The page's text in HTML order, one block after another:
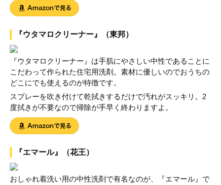
『ウタマロクリーナー』（東邦）
『ウタマロクリーナー』は手肌にやさしい中性であることに
こだわって作られた住宅用洗剤。素材に優しいのでおうちの
どこにでも使えるのが特徴です。
スプレーを吹き付けて乾拭きするだけで汚れがスッキリ。2
度拭きが不要なので掃除が手早く終わりますよ。
『エマール』（花王）
おしゃれ着洗い用の中性洗剤で有名なのが、『エマール』で